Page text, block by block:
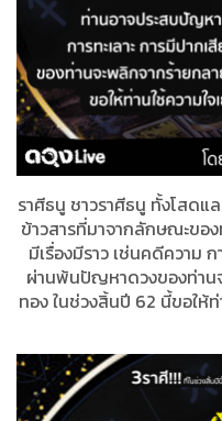
ราศีธนู ชาวราศีธนู ทั้งโสดแ
ข้าวสารที่มาจากลักษณะขอ
มีเรื่องมีราว เช่นคดีความ
ผ่านพ้นปัญหาดวงของท่าน
ทอง ในช่วงสิ้นปี 62 นี้ขอให้